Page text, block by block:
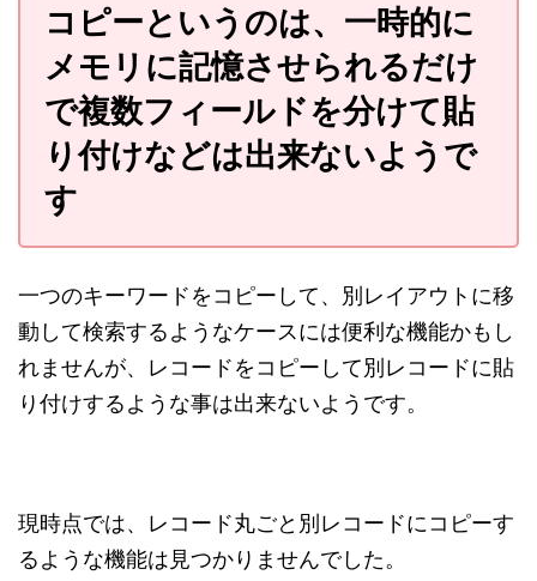
コピーというのは、一時的に
メモリに記憶させられるだけ
で複数フィールドを分けて貼
り付けなどは出来ないようで
す
一つのキーワードをコピーして、別レイアウトに移
動して検索するようなケースには便利な機能かもし
れませんが、レコードをコピーして別レコードに貼
り付けするような事は出来ないようです。
現時点では、レコード丸ごと別レコードにコピーす
るような機能は見つかりませんでした。